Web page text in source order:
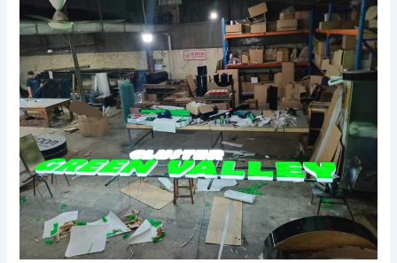
Jenis
Timbul
untuk
Usaha
dan
Toko